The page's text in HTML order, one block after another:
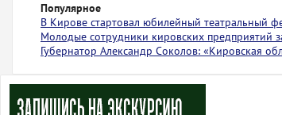
Популярное
В Кирове стартовал юбилейный театральный
Молодые сотрудники кировских предприятий
Губернатор Александр Соколов: «Кировская